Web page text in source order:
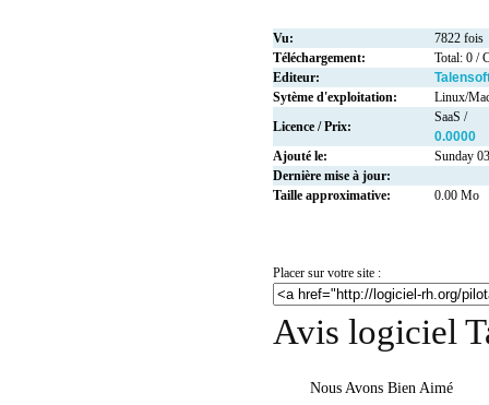
Vu:
7822 fois
Téléchargement:
Total: 0 /
Editeur:
Sytème d'exploitation:
Linux/
Licence / Prix:
SaaS /
0.0000
Ajouté le:
Sunday
Dernière mise à jour:
Taille approximative:
0.00 Mo
Placer sur votre site :
Avis logiciel
Nous Avons Bien Aimé